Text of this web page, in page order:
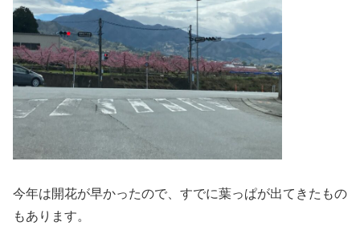
今年は開花が早かったので、すでに葉っぱが出てきたもの
もあります。